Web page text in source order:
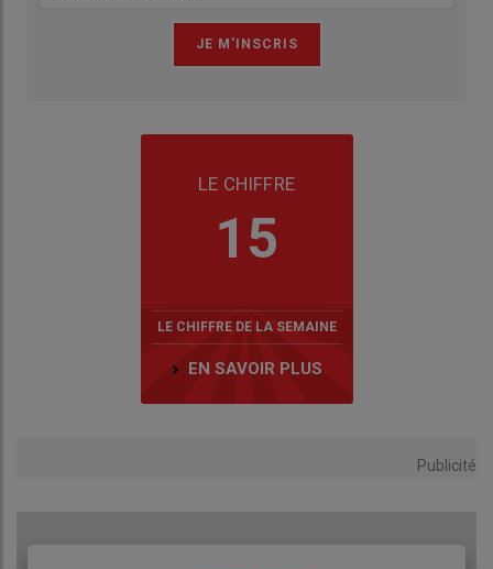
LE CHIFFRE
15
LE CHIFFRE DE LA SEMAINE
EN SAVOIR PLUS
Publicité